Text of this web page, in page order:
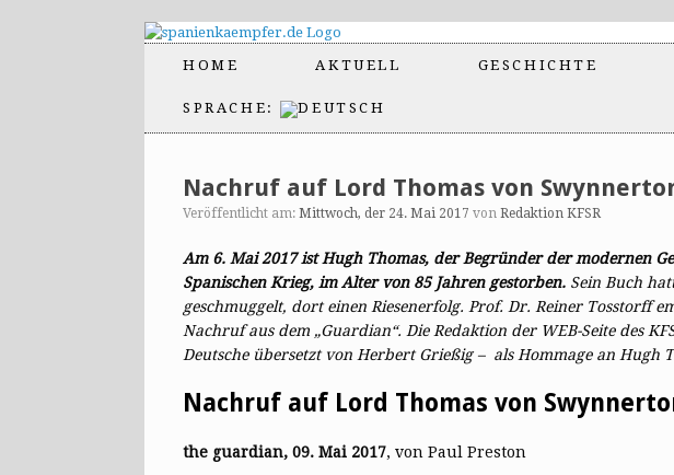
HOME AKTUELL GESCHICHTE
SPRACHE:
Nachruf auf Lord Thomas von
Veröffentlicht am: Mittwoch, der 24. Mai 2017 von Redaktion KFSR
Am 6. Mai 2017 ist Hugh Thomas, der Begründer der modernen
Spanischen Krieg, im Alter von 85 Jahren gestorben. Sein Buch
geschmuggelt, dort einen Riesenerfolg. Prof. Dr. Reiner Tosstorff
Nachruf aus dem „Guardian“. Die Redaktion der WEB-Seite des
Deutsche übersetzt von Herbert Grießig – als Hommage an Hugh
Nachruf auf Lord Thomas von
the guardian, 09. Mai 2017, von Paul Preston